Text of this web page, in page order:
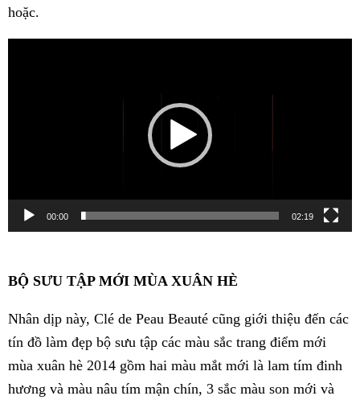
hoặc.
00:00 02:19
BỘ SƯU TẬP MỚI MÙA XUÂN HÈ
Nhân dịp này, Clé de Peau Beauté cũng giới thiệu đến các
tín đồ làm đẹp bộ sưu tập các màu sắc trang điểm mới
mùa xuân hè 2014 gồm hai màu mắt mới là lam tím đinh
hương và màu nâu tím mận chín, 3 sắc màu son mới và